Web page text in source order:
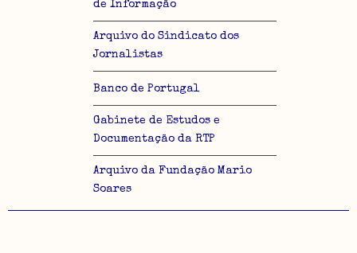
de Informação
Arquivo do Sindicato dos
Jornalistas
Banco de Portugal
Gabinete de Estudos e
Documentação da RTP
Arquivo da Fundação Mario
Soares